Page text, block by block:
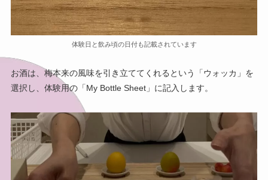
体験日と飲み頃の日付も記載されています
お酒は、梅本来の風味を引き立ててくれるという「ウォッカ」を
選択し、体験用の「My Bottle Sheet」に記入します。